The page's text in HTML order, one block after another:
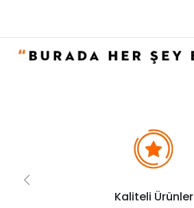
Kaliteli Ürünler